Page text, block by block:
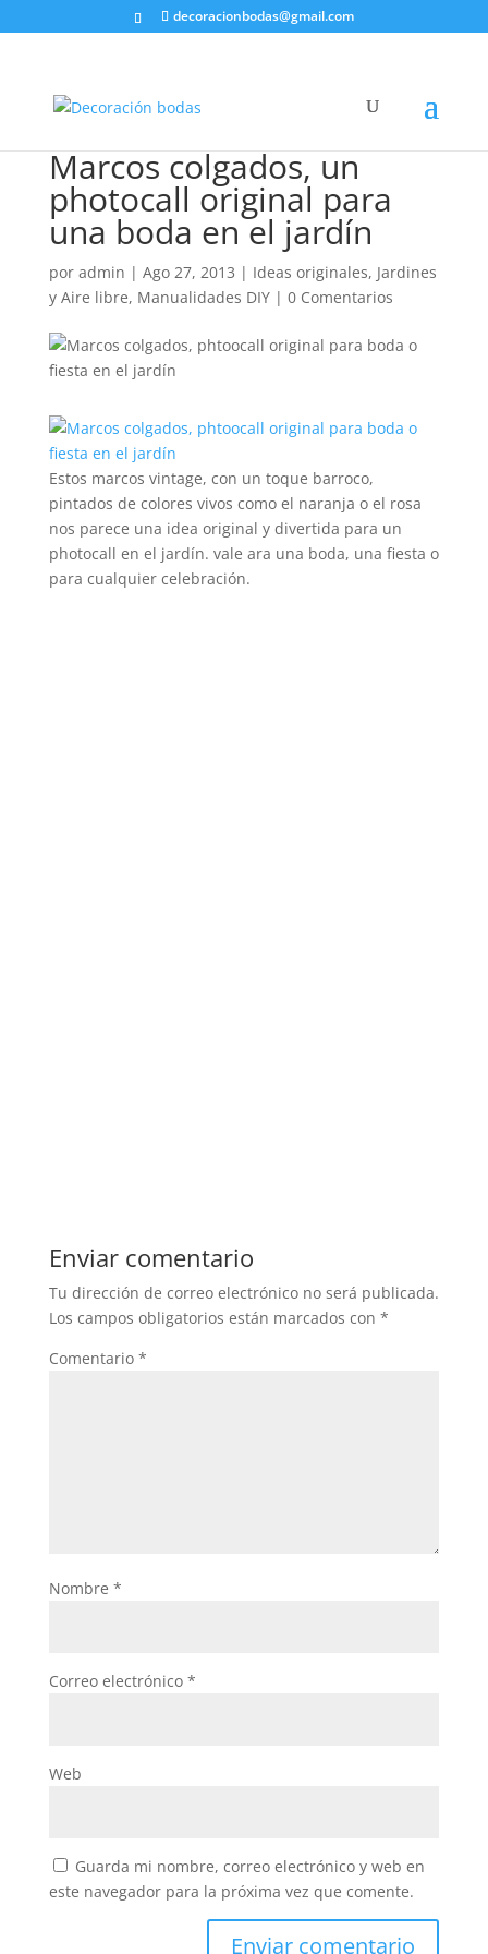
decoracionbodas@gmail.com
Marcos colgados, un
photocall original para
una boda en el jardín
por admin | Ago 27, 2013 | Ideas originales, Jardines
y Aire libre, Manualidades DIY| 0 Comentarios
Estos marcos vintage, con un toque barroco,
pintados de colores vivos como el naranja o el rosa
nos parece una idea original y divertida para un
photocall en el jardín. vale ara una boda, una fiesta o
para cualquier celebración.
Enviar comentario
Tu dirección de correo electrónico no será publicada.
Los campos obligatorios están marcados con *
Comentario *
Nombre *
Correo electrónico *
Web
Guarda mi nombre, correo electrónico y web en
este navegador para la próxima vez que comente.